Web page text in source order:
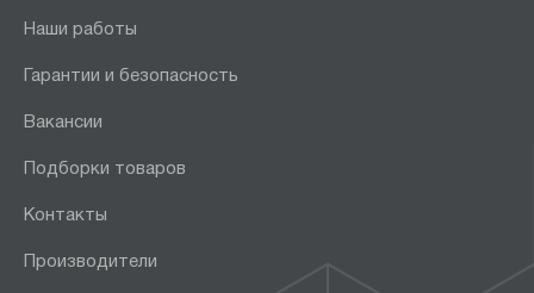
Наши работы
Гарантии и безопасность
Вакансии
Подборки товаров
Контакты
Производители